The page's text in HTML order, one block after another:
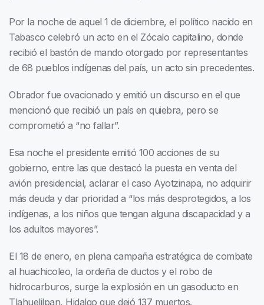
Por la noche de aquel 1 de diciembre, el político nacido en
Tabasco celebró un acto en el Zócalo capitalino, donde
recibió el bastón de mando otorgado por representantes
de 68 pueblos indígenas del país, un acto sin precedentes.
Obrador fue ovacionado y emitió un discurso en el que
mencionó que recibió un país en quiebra, pero se
comprometió a “no fallar”.
Esa noche el presidente emitió 100 acciones de su
gobierno, entre las que destacó la puesta en venta del
avión presidencial, aclarar el caso Ayotzinapa, no adquirir
más deuda y dar prioridad a “los más desprotegidos, a los
indígenas, a los niños que tengan alguna discapacidad y a
los adultos mayores”.
El 18 de enero, en plena campaña estratégica de combate
al huachicoleo, la ordeña de ductos y el robo de
hidrocarburos, surge la explosión en un gasoducto en
Tlahuelilpan, Hidalgo que dejó 137 muertos.